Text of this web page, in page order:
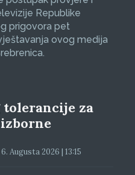
Republike
prigovora pet
ovog medija
tolerancije za
Augusta 2026 | 13:15